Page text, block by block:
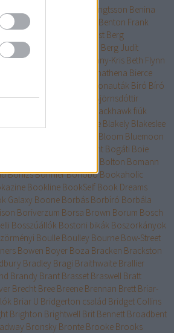
Bengtsson Benina
Benkő
Benton Frank
Berest Berg
Berg Judit
Berry Bethany-Kris Beth Flynn
Bhathena Bierce
Bionauták Bíró Bíró
Bishop
Björnsdóttir
Blackhawk fiúk
Blake Blakely Blakeslee
Bloom Bluemoon
Body Count Bogáti Boie
Bolton Bomann
BónizsBonnierBonobó Bookaholic
Bookline BookSelf Book Dreams
Galaxy Boone Borbás Borbíró Borbála
Boriverzum Borsa Brown Borum Bosch
Bosszúállók Bostoni bikák Boszorkányok
Boulle Boulley Bourne Bow-Street
Bowen Boyer Boza Bracken Brackston
Bradley Bragi Braithwaite Brallier
Brandy Brant Brasset Braswell Bratt
Brecht Bree Breene Brennan Brett Briar-
Briar U Bridgerton család Bridget Collins
Brighton Brightwell Brit Bennett Broadbent
Bronsky Bronte Brooke Brooks